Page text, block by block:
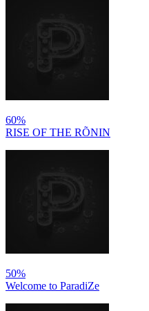
60%
RISE OF THE RÕNIN
50%
Welcome to ParadiZe